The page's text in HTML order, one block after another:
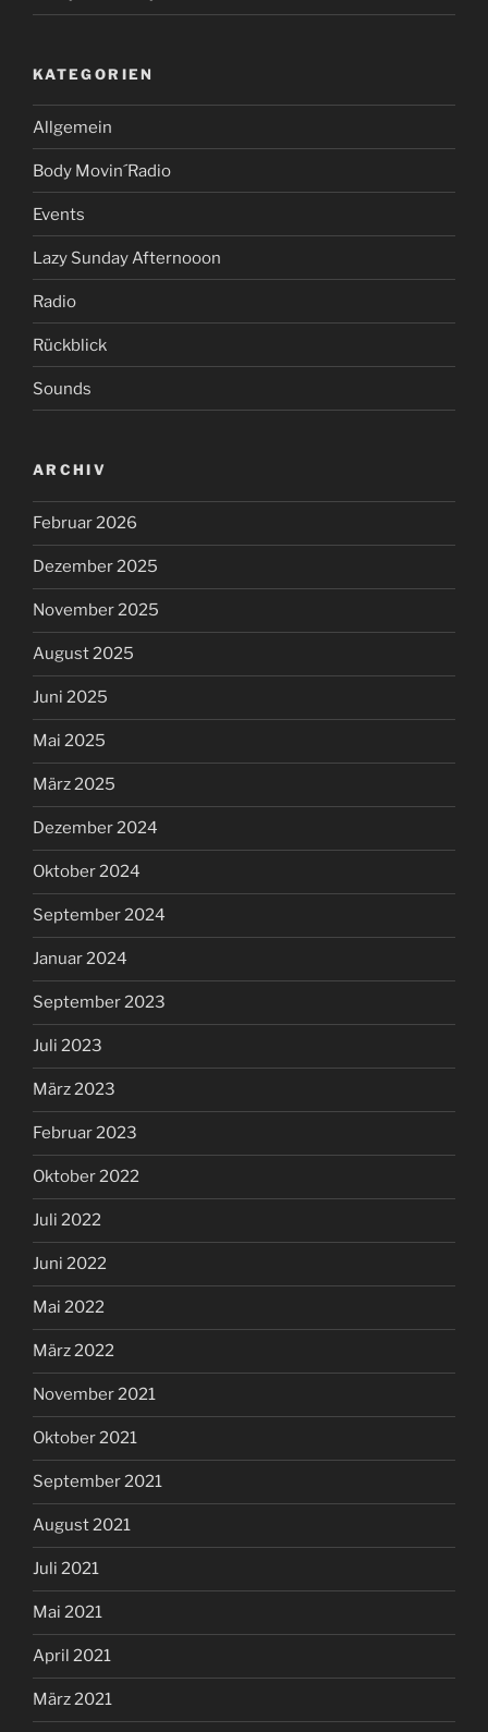
3
8“
KATEGORIEN
Allgemein
Body Movin´Radio
Events
Lazy Sunday Afternooon
Radio
Rückblick
Sounds
ARCHIV
Februar 2026
Dezember 2025
November 2025
August 2025
Juni 2025
Mai 2025
März 2025
Dezember 2024
Oktober 2024
September 2024
Januar 2024
September 2023
Juli 2023
März 2023
Februar 2023
Oktober 2022
Juli 2022
Juni 2022
Mai 2022
März 2022
November 2021
Oktober 2021
September 2021
August 2021
Juli 2021
Mai 2021
April 2021
März 2021